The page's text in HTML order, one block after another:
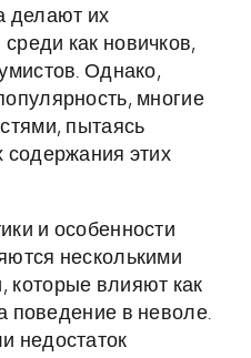
делают их
как новичков,
Однако,
многие
пытаясь
содержания этих
и особенности
несколькими
влияют как
поведение в неволе.
недостаток